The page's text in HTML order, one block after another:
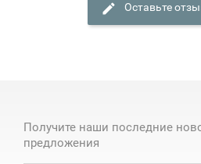
Оставьте
Получите наши последние
предложения